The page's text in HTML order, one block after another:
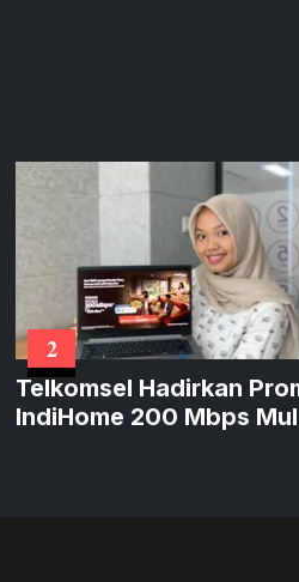
2
Telkomsel Hadirkan
IndiHome 200 Mbps